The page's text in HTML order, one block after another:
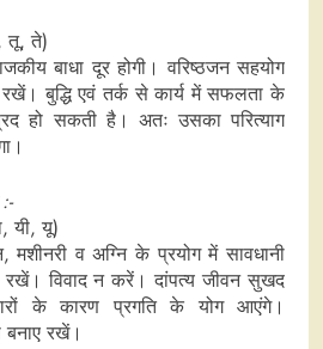
तू, ते)
बाधा दूर होगी। वरिष्ठजन सहयोग
बुद्धि एवं तर्क से कार्य में सफलता के
हो सकती है। अतः उसका परित्याग
यी, यू)
व अग्नि के प्रयोग में सावधानी
विवाद न करें। दांपत्य जीवन सुखद
के कारण प्रगति के योग आएंगे।
बनाए रखें।